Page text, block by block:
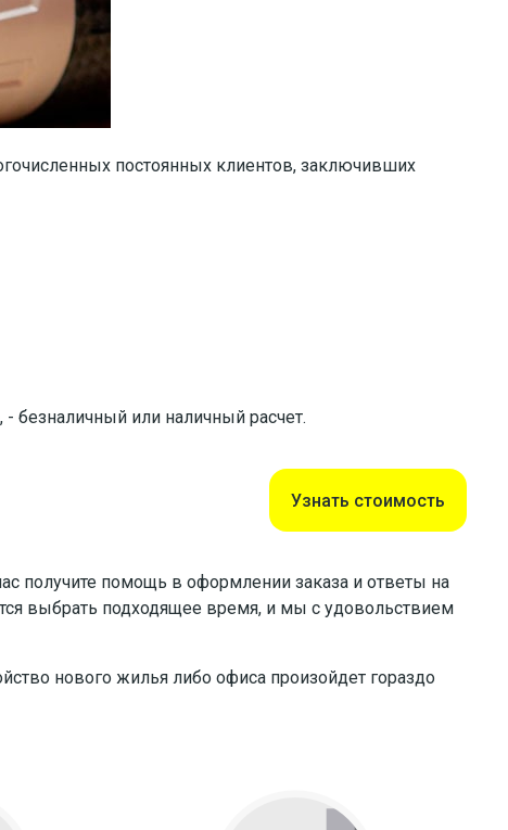
постоянных клиентов, заключивших
безналичный или наличный расчет.
Узнать стоимость
получите помощь в оформлении заказа и ответы на
выбрать подходящее время, и мы с удовольствием
нового жилья либо офиса произойдет гораздо